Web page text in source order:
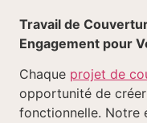
Travail de
Engagement pour
Chaque projet de
opportunité de
fonctionnelle. Notre